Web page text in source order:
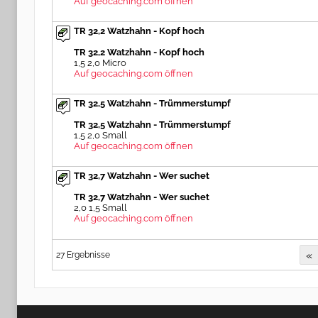
TR 32,2 Watzhahn - Kopf hoch
TR 32,2 Watzhahn - Kopf hoch
1,5 2,0 Micro
Auf geocaching.com öffnen
TR 32,5 Watzhahn - Trümmerstumpf
TR 32,5 Watzhahn - Trümmerstumpf
1,5 2,0 Small
Auf geocaching.com öffnen
TR 32,7 Watzhahn - Wer suchet
TR 32,7 Watzhahn - Wer suchet
2,0 1,5 Small
Auf geocaching.com öffnen
27 Ergebnisse «